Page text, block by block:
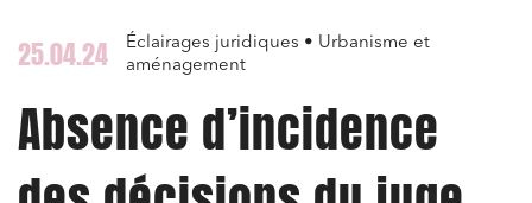
25.04.24
Éclairages juridiques • Urbanisme et
aménagement
Absence d’incidence